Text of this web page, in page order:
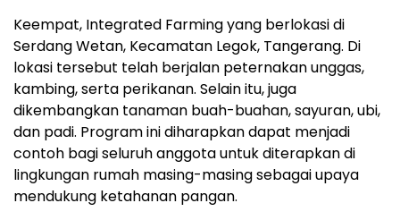
Keempat, Integrated Farming yang berlokasi di
Serdang Wetan, Kecamatan Legok, Tangerang. Di
lokasi tersebut telah berjalan peternakan unggas,
kambing, serta perikanan. Selain itu, juga
dikembangkan tanaman buah-buahan, sayuran, ubi,
dan padi. Program ini diharapkan dapat menjadi
contoh bagi seluruh anggota untuk diterapkan di
lingkungan rumah masing-masing sebagai upaya
mendukung ketahanan pangan.